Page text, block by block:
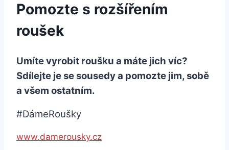
Pomozte s rozšířením
roušek
Umíte vyrobit roušku a máte jich víc?
Sdílejte je se sousedy a pomozte jim, sobě
a všem ostatním.
#DámeRoušky
www.damerousky.cz